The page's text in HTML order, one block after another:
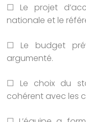
☐ Le projet
nationale et le
☐ Le budget
argumenté.
☐ Le choix du
cohérent avec les